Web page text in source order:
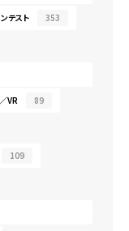
テスト 353
VR 89
109